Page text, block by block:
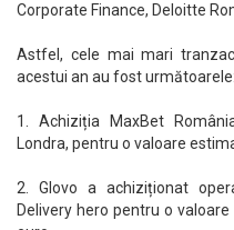
Corporate Finance, Deloitte
Astfel, cele mai mari
acestui an au fost următoarele:
1. Achiziția MaxBet
Londra, pentru o valoare
2. Glovo a achiziționat
Delivery hero pentru o